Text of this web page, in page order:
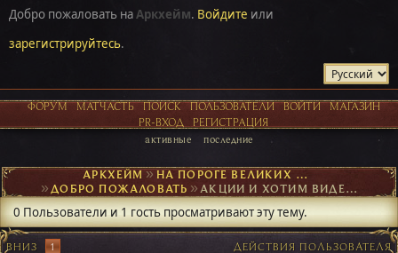
Добро пожаловать наАркхейм. Войдите или
зарегистрируйтесь.
ФОРУМ МАТЧАСТЬ ПОИСК ПОЛЬЗОВАТЕЛИ ВОЙТИ
МАГАЗИН
PR-ВХОД
РЕГИСТРАЦИЯ
активные последние
АРКХЕЙМ► НА ПОРОГЕ ВЕЛИКИХ ОТКРЫТИЙ
►ДОБРО ПОЖАЛОВАТЬ ► АКЦИИ И ХОТИМ ВИДЕТЬ
0 Пользователи и 1 гость просматривают эту тему.
ВНИЗ 1 ДЕЙСТВИЯ ПОЛЬЗОВАТЕЛЯ